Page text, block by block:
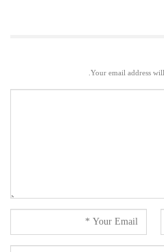
Your email address